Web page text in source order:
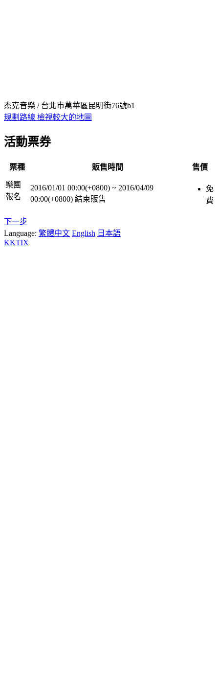
杰克音樂 / 台北市萬華區昆明街76號b1
規劃路線 檢視較大的地圖
活動票券
票種 販售時間 售價
樂團
報名
2016/01/01 00:00(+0800) ~ 2016/04/09
00:00(+0800) 結束販售
免
費
下一步
Language: 繁體中文 English 日本語
KKTIX